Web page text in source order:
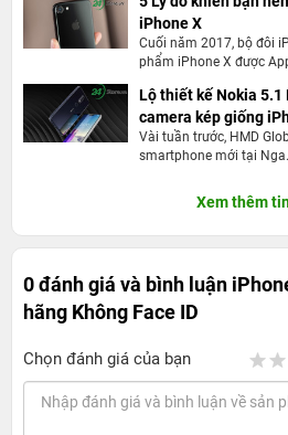
iPhone X Plus đã xuất
người dùng thất vọng.
iPhone X
Cuối năm 2017, bộ đôi
phẩm iPhone X được
nhưng xét trên nhiều
iPhone 7 cũ đang đáng
là 5 lý do khiến bạn nên
X.
Lộ thiết kế Nokia 5.1
camera kép giống
Vài tuần trước, HMD
smartphone mới tại
cấp, làm mới của Nokia
năm ngoái. Sau Nokia 5
điện thoại Android tầm
chiếc Nokia 5.1 Plus này.
Xem thêm
0 đánh giá và bình luận
hãng Không Face ID
Chọn đánh giá của bạn